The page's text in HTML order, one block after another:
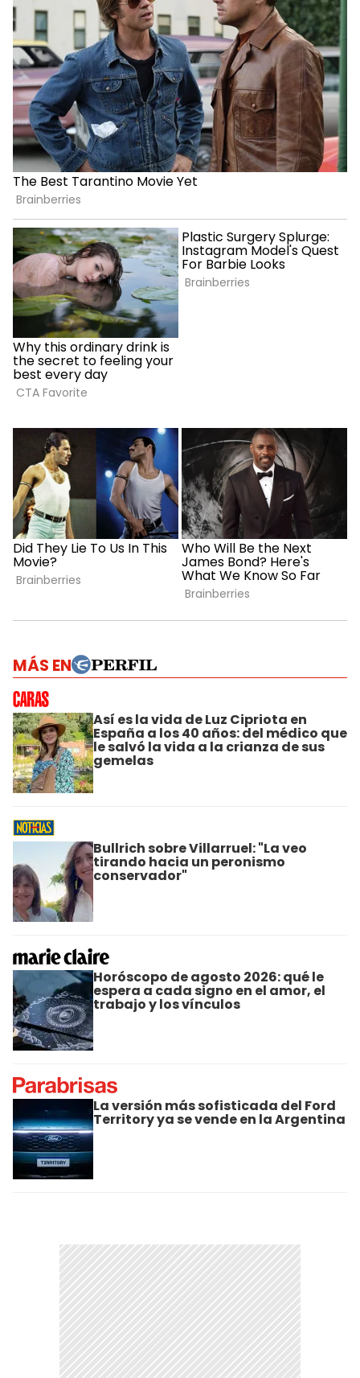
MÁS EN
Así es la vida de Luz Cipriota en
España a los 40 años: del médico que
le salvó la vida a la crianza de sus
gemelas
Bullrich sobre Villarruel: "La veo
tirando hacia un peronismo
conservador"
Horóscopo de agosto 2026: qué le
espera a cada signo en el amor, el
trabajo y los vínculos
La versión más sofisticada del Ford
Territory ya se vende en la Argentina